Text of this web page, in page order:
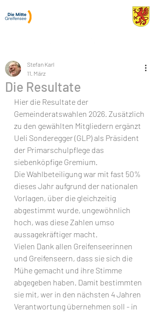
Die Resultate
Stefan Karl
11. März
Hier die Resultate der
Gemeinderatswahlen 2026. Zusätzlich
zu den gewählten Mitgliedern ergänzt
Ueli Sonderegger (GLP) als Präsident
der Primarschulpflege das
siebenköpfige Gremium.
Die Wahlbeteiligung war mit fast 50%
dieses Jahr aufgrund der nationalen
Vorlagen, über die gleichzeitig
abgestimmt wurde, ungewöhnlich
hoch, was diese Zahlen umso
aussagekräftiger macht.
Vielen Dank allen Greifenseerinnen
und Greifenseern, dass sie sich die
Mühe gemacht und ihre Stimme
abgegeben haben. Damit bestimmten
sie mit, wer in den nächsten 4 Jahren
Verantwortung übernehmen soll - in